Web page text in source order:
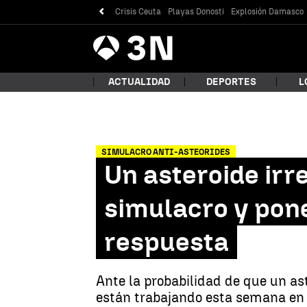
Crisis Ceuta Playas Donosti Explosión Damasco
Antena
3 Noticias
ACTUALIDAD DEPORTES
SIMULACRO ANTI-ASTEORIDES
Un asteroide
simulacro y
respuesta
Ante la probabilidad de que un
están trabajando esta semana